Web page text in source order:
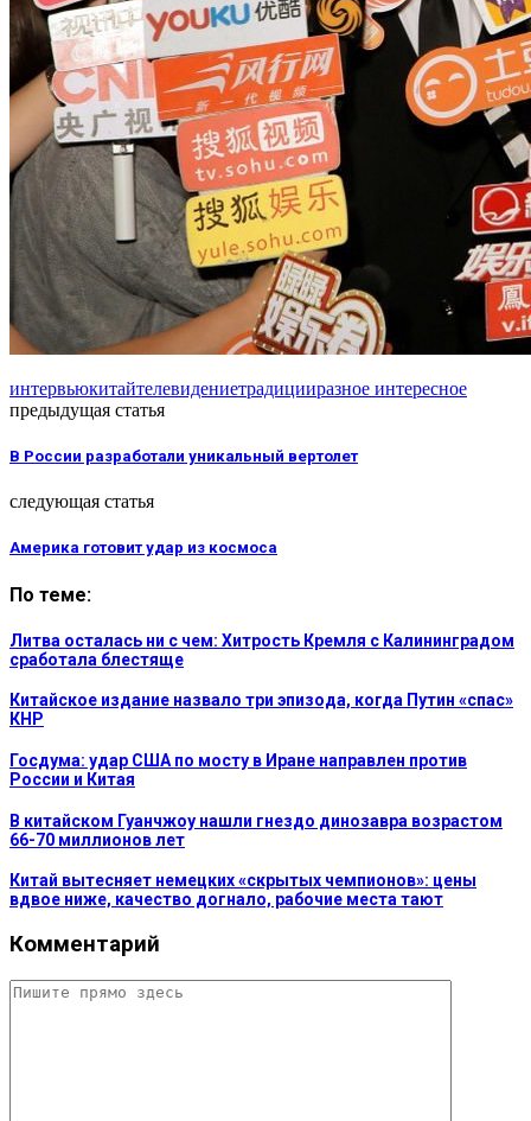
интервьюкитайтелевидениетрадицииразное интересное
предыдущая статья
В России разработали уникальный вертолет
следующая статья
Америка готовит удар из космоса
По теме:
Литва осталась ни с чем: Хитрость Кремля с Калининградом
сработала блестяще
Китайское издание назвало три эпизода, когда Путин «спас»
КНР
Госдума: удар США по мосту в Иране направлен против
России и Китая
В китайском Гуанчжоу нашли гнездо динозавра возрастом
66-70 миллионов лет
Китай вытесняет немецких «скрытых чемпионов»: цены
вдвое ниже, качество догнало, рабочие места тают
Комментарий